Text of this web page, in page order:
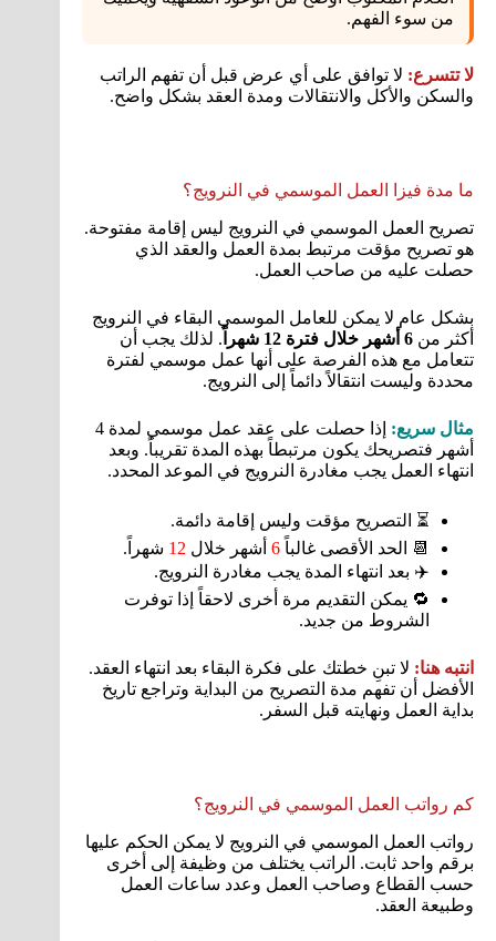
من سوء الفهم.
لا تتسرع: لا توافق على أي عرض قبل أن تفهم الراتب
والسكن والأكل والانتقالات ومدة العقد بشكل واضح.
ما مدة فيزا العمل الموسمي في النرويج؟
تصريح العمل الموسمي في النرويج ليس إقامة مفتوحة.
هو تصريح مؤقت مرتبط بمدة العمل والعقد الذي
حصلت عليه من صاحب العمل.
بشكل عام لا يمكن للعامل الموسمي البقاء في النرويج
أكثر من 6 أشهر خلال فترة 12 شهراً
. لذلك يجب أن
تتعامل مع هذه الفرصة على أنها عمل موسمي لفترة
محددة وليست انتقالاً دائماً إلى النرويج.
مثال سريع:
إذا حصلت على عقد عمل موسمي لمدة 4
أشهر فتصريحك يكون مرتبطاً بهذه المدة تقريباً. وبعد
انتهاء العمل يجب مغادرة النرويج في الموعد المحدد.
⏳ التصريح مؤقت وليس إقامة دائمة.
📆 الحد الأقصى غالباً 6 أشهر خلال 12 شهراً.
✈️ بعد انتهاء المدة يجب مغادرة النرويج.
🔁 يمكن التقديم مرة أخرى لاحقاً إذا توفرت
الشروط من جديد.
انتبه هنا: لا تبنِ خطتك على فكرة البقاء بعد انتهاء العقد.
الأفضل أن تفهم مدة التصريح من البداية وتراجع تاريخ
بداية العمل ونهايته قبل السفر.
كم رواتب العمل الموسمي في النرويج؟
رواتب العمل الموسمي في النرويج لا يمكن الحكم عليها
برقم واحد ثابت. الراتب يختلف من وظيفة إلى أخرى
حسب القطاع وصاحب العمل وعدد ساعات العمل
وطبيعة العقد.